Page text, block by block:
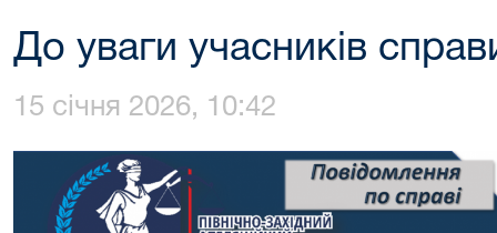
До уваги учасників
15 січня 2026, 10:42